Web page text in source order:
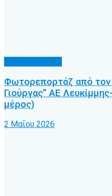
Φωτορεπορτάζ από τον
Γιούργας” ΑΕ
μέρος)
2 Μαΐου 2026